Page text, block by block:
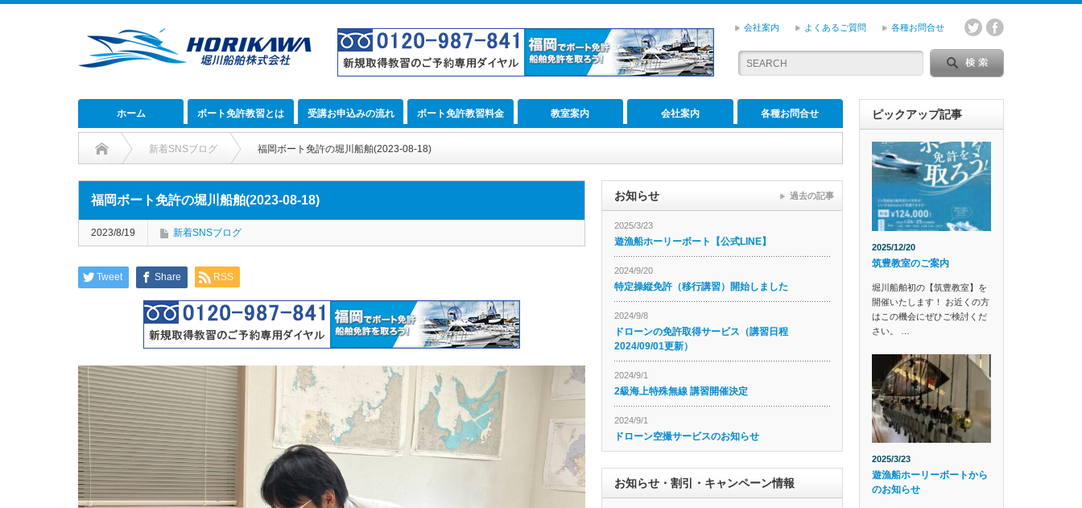
会社案内 よくあるご質問 各種お問合せ
ホーム ボート免許教習とは 受講お申込みの流れ ボート免許教習料金 教室案内 会社案内 各種お問合せ
新着SNSブログ 福岡ボート免許の堀川船舶(2023-08-18)
福岡ボート免許の堀川船舶(2023-08-18)
2023/8/19 新着SNSブログ
Tweet Share RSS
お知らせ
2025/3/23
遊漁船ホーリーボート【公式LINE】
2024/9/20
特定操縦免許（移行講習）開始しました
2024/9/8
ドローンの免許取得サービス（講習日程
2024/09/01更新）
2024/9/1
2級海上特殊無線 講習開催決定
2024/9/1
ドローン空撮サービスのお知らせ
過去の記事
お知らせ・割引・キャンペーン情報
ピックアップ記事
2025/12/20
筑豊教室のご案内
堀川船舶初の【筑豊教室】を
開催いたします！ お近くの方
はこの機会にぜひご検討くだ
さい。 …
2025/3/23
遊漁船ホーリーボートから
のお知らせ